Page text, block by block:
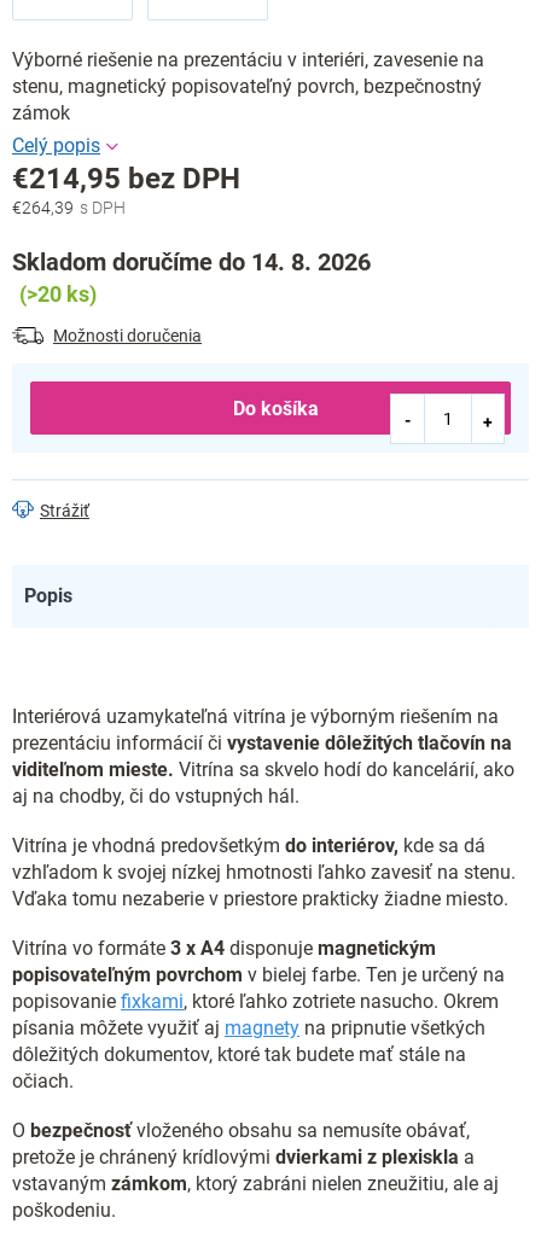
Výborné riešenie na prezentáciu v interiéri, zavesenie na
stenu, magnetický popisovateľný povrch, bezpečnostný
zámok
€264,39
€214,95 bez DPH
Jednotková
Skladom doručíme do 14. 8. 2026
(>20 ks)
Možnosti doručenia
Do košíka
Strážiť
Popis
Interiérová uzamykateľná vitrína je výborným riešením na
prezentáciu informácií či vystavenie dôležitých tlačovín na
viditeľnom mieste. Vitrína sa skvelo hodí do kancelárií, ako
aj na chodby, či do vstupných hál.
Vitrína je vhodná predovšetkým do interiérov, kde sa dá
vzhľadom k svojej nízkej hmotnosti ľahko zavesiť na stenu.
Vďaka tomu nezaberie v priestore prakticky žiadne miesto.
Vitrína vo formáte 3 x A4 disponuje magnetickým
popisovateľným povrchom v bielej farbe. Ten je určený na
popisovanie fixkami, ktoré ľahko zotriete nasucho. Okrem
písania môžete využiť aj magnety na pripnutie všetkých
dôležitých dokumentov, ktoré tak budete mať stále na
očiach.
O bezpečnosťvloženého obsahu sa nemusíte obávať,
pretože je chránený krídlovými dvierkami z plexiskla a
vstavaným zámkom, ktorý zabráni nielen zneužitiu, ale aj
poškodeniu.